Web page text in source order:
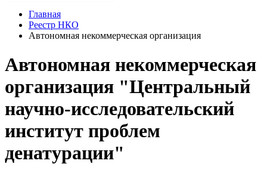
Главная
Реестр НКО
Автономная некоммерческая организация
Автономная некоммерческая
организация "Центральный
научно-исследовательский
институт проблем
денатурации"